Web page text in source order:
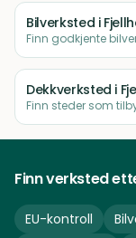
Bilverksted i
Finn godkjente
Dekkverksted i
Finn steder som
Finn verksted
EU-kontroll